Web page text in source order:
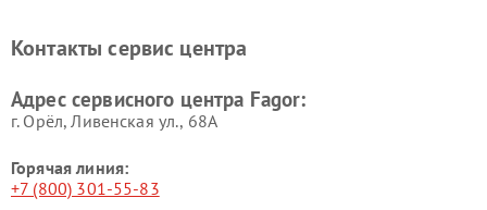
Контакты сервис центра
Адрес сервисного центра Fagor:
г. Орёл, Ливенская ул., 68А
Горячая линия:
+7 (800) 301-55-83